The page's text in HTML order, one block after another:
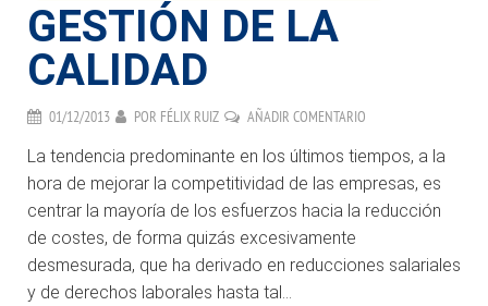
GESTIÓN DE LA
CALIDAD
01/12/2013 POR FÉLIX RUIZ AÑADIR COMENTARIO
La tendencia predominante en los últimos tiempos, a la
hora de mejorar la competitividad de las empresas, es
centrar la mayoría de los esfuerzos hacia la reducción
de costes, de forma quizás excesivamente
desmesurada, que ha derivado en reducciones salariales
y de derechos laborales hasta tal...